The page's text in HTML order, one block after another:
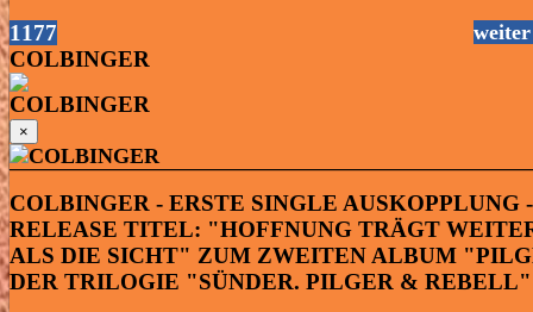
1177
weiter
COLBINGER
×
COLBINGER - ERSTE SINGLE AUSKOPPLUNG -
RELEASE TITEL: "HOFFNUNG TRÄGT
ALS DIE SICHT" ZUM ZWEITEN ALBUM
DER TRILOGIE "SÜNDER. PILGER & REBELL"